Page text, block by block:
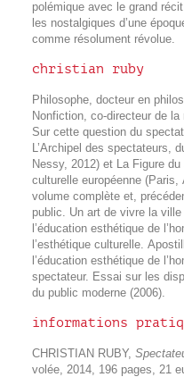
polémique avec le grand
les nostalgiques d’une
comme résolument révolue.
christian ruby
Philosophe, docteur en
Nonfiction, co-directeur de
Sur cette question du
L’Archipel des spectateurs,
Nessy, 2012) et La Figure
culturelle européenne
volume complète et,
public. Un art de vivre la
l’éducation esthétique de
l’esthétique culturelle.
l’éducation esthétique de
spectateur. Essai sur les
du public moderne (2006).
informations
CHRISTIAN RUBY,
volée, 2014, 196 pages, 21